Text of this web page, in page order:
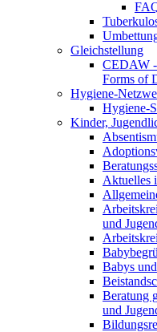
Gleichstellung
CEDAW
Forms of
Hygiene-
Hygiene-
Kinder,
Aktuelles
und
Babys
Beratung
und